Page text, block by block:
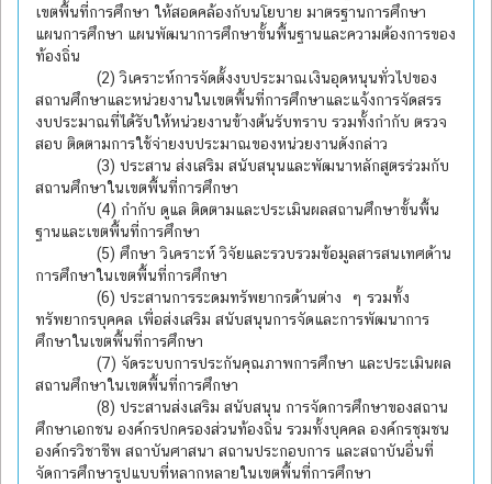
เขตพื้นที่การศึกษา ให้สอดคล้องกับนโยบาย มาตรฐานการศึกษา
แผนการศึกษา แผนพัฒนาการศึกษาขั้นพื้นฐานและความต้องการของ
ท้องถิ่น
(2) วิเคราะห์การจัดตั้งงบประมาณเงินอุดหนุนทั่วไปของ
สถานศึกษาและหน่วยงานในเขตพื้นที่การศึกษาและแจ้งการจัดสรร
งบประมาณที่ได้รับให้หน่วยงานข้างต้นรับทราบ รวมทั้งกำกับ ตรวจ
สอบ ติดตามการใช้จ่ายงบประมาณของหน่วยงานดังกล่าว
(3) ประสาน ส่งเสริม สนับสนุนและพัฒนาหลักสูตรร่วมกับ
สถานศึกษาในเขตพื้นที่การศึกษา
(4) กำกับ ดูแล ติดตามและประเมินผลสถานศึกษาขั้นพื้น
ฐานและเขตพื้นที่การศึกษา
(5) ศึกษา วิเคราะห์ วิจัยและรวบรวมข้อมูลสารสนเทศด้าน
การศึกษาในเขตพื้นที่การศึกษา
(6) ประสานการระดมทรัพยากรด้านต่าง ๆ รวมทั้ง
ทรัพยากรบุคคล เพื่อส่งเสริม สนับสนุนการจัดและการพัฒนาการ
ศึกษาในเขตพื้นที่การศึกษา
(7) จัดระบบการประกันคุณภาพการศึกษา และประเมินผล
สถานศึกษาในเขตพื้นที่การศึกษา
(8) ประสานส่งเสริม สนับสนุน การจัดการศึกษาของสถาน
ศึกษาเอกชน องค์กรปกครองส่วนท้องถิ่น รวมทั้งบุคคล องค์กรชุมชน
องค์กรวิชาชีพ สถาบันศาสนา สถานประกอบการ และสถาบันอื่นที่
จัดการศึกษารูปแบบที่หลากหลายในเขตพื้นที่การศึกษา